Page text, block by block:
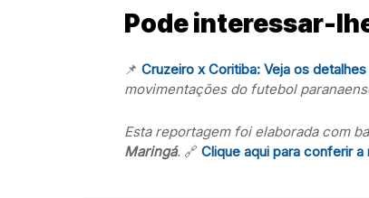
Pode interessar-
📌 Cruzeiro x Coritiba: Veja os
movimentações do futebol
Esta reportagem foi elaborada com
Maringá. 🔗 Clique aqui para conferir